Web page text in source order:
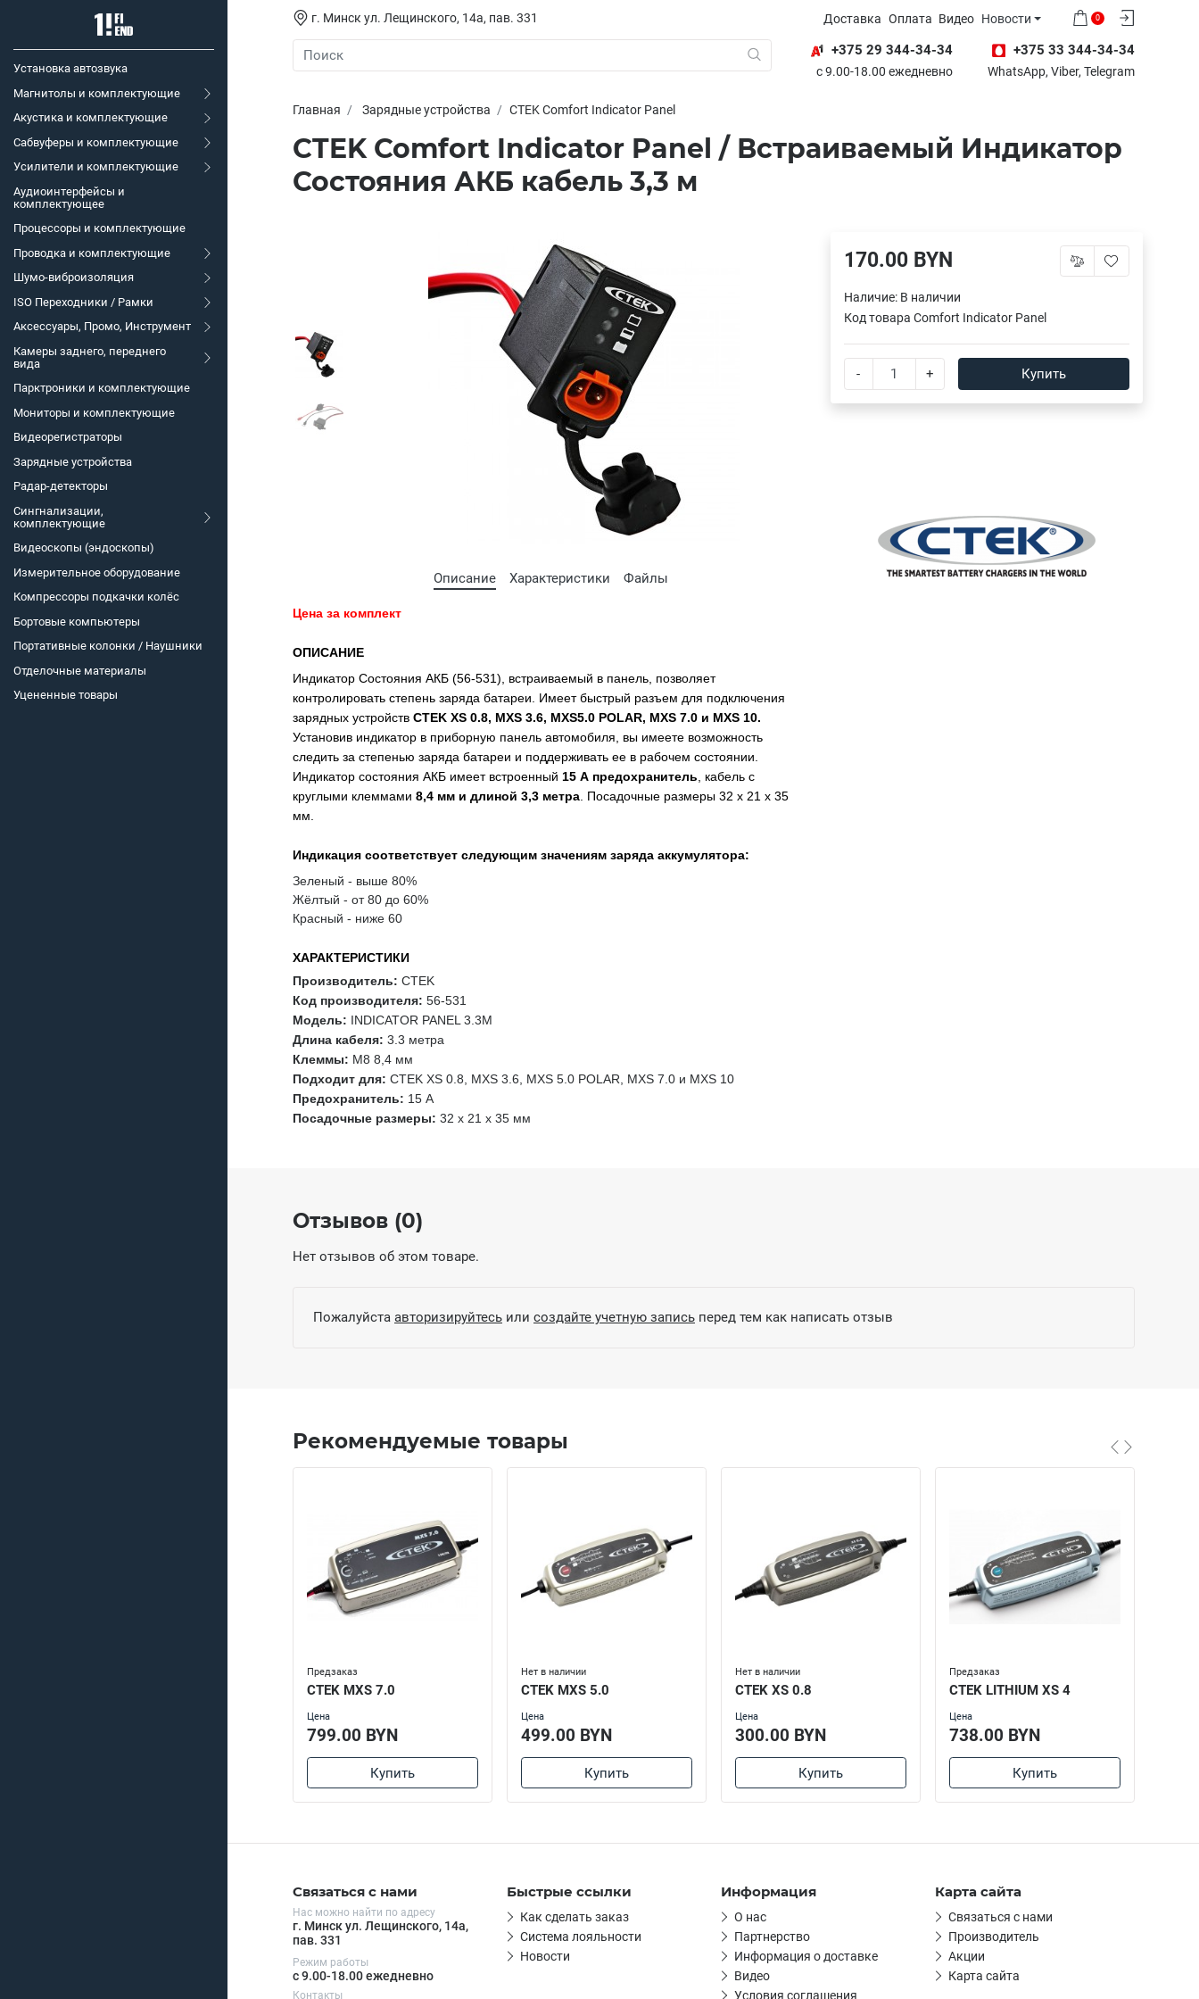
Установка автозвука
Магнитолы и комплектующие
Акустика и комплектующие
Сабвуферы и комплектующие
Усилители и комплектующие
Аудиоинтерфейсы и
комплектующее
Процессоры и комплектующие
Проводка и комплектующие
Шумо-виброизоляция
ISO Переходники / Рамки
Аксессуары, Промо, Инструмент
Камеры заднего, переднего
вида
Парктроники и комплектующие
Мониторы и комплектующие
Видеорегистраторы
Зарядные устройства
Радар-детекторы
Сингнализации,
комплектующие
Видеоскопы (эндоскопы)
Измерительное оборудование
Компрессоры подкачки колёс
Бортовые компьютеры
Портативные колонки / Наушники
Отделочные материалы
Уцененные товары
Доставка Оплата Видео Новости
г. Минск ул. Лещинского, 14а, пав. 331
+375 29 344-34-34
с 9.00-18.00 ежедневно
0
+375 33 344-34-34
WhatsApp, Viber, Telegram
Главная Зарядные устройства CTEK Comfort Indicator Panel
CTEK Comfort Indicator Panel / Встраиваемый Индикатор
Состояния АКБ кабель 3,3 м
Описание Характеристики Файлы
Цена за комплект
ОПИСАНИЕ
Индикатор Состояния АКБ (56-531), встраиваемый в панель, позволяет
контролировать степень заряда батареи. Имеет быстрый разъем для подключения
зарядных устройств CTEK XS 0.8, MXS 3.6, MXS5.0 POLAR, MXS 7.0 и MXS 10.
Установив индикатор в приборную панель автомобиля, вы имеете возможность
следить за степенью заряда батареи и поддерживать ее в рабочем состоянии.
Индикатор состояния АКБ имеет встроенный 15 А предохранитель, кабель с
круглыми клеммами 8,4 мм и длиной 3,3 метра. Посадочные размеры 32 x 21 x 35
мм.
Индикация соответствует следующим значениям заряда аккумулятора:
Зеленый - выше 80%
Жёлтый - от 80 до 60%
Красный - ниже 60
ХАРАКТЕРИСТИКИ
Производитель: CTEK
Код производителя: 56-531
Модель: INDICATOR PANEL 3.3M
Длина кабеля: 3.3 метра
Клеммы: M8 8,4 мм
Подходит для: CTEK XS 0.8, MXS 3.6, MXS 5.0 POLAR, MXS 7.0 и MXS 10
Предохранитель: 15 A
Посадочные размеры: 32 x 21 x 35 мм
170.00 BYN
Наличие: В наличии
Код товара Comfort Indicator Panel
- + Купить
Отзывов (0)
Нет отзывов об этом товаре.
Пожалуйста авторизируйтесь или создайте учетную запись перед тем как написать отзыв
Рекомендуемые товары
Предзаказ
CTEK MXS 7.0
Цена
799.00 BYN
Купить
Нет в наличии
CTEK MXS 5.0
Цена
499.00 BYN
Купить
Нет в наличии
CTEK XS 0.8
Цена
300.00 BYN
Купить
Предзаказ
CTEK LITHIUM XS 4
Цена
738.00 BYN
Купить
Связаться с нами
Нас можно найти по адресу
г. Минск ул. Лещинского, 14а,
пав. 331
Режим работы
с 9.00-18.00 ежедневно
Контакты
Быстрые ссылки
Как сделать заказ
Система лояльности
Новости
Информация
О нас
Партнерство
Информация о доставке
Видео
Условия соглашения
Карта сайта
Связаться с нами
Производитель
Акции
Карта сайта